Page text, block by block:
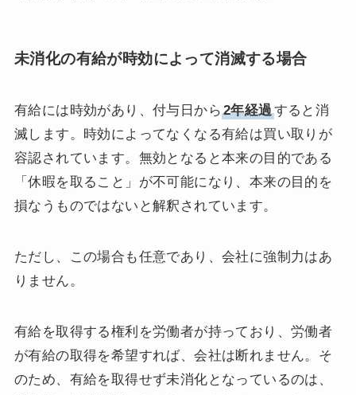
未消化の有給が時効によって消滅する場合
有給には時効があり、付与日から 2年経過すると消
滅します。時効によってなくなる有給は買い取りが
容認されています。無効となると本来の目的である
「休暇を取ること」が不可能になり、本来の目的を
損なうものではないと解釈されています。
ただし、この場合も任意であり、会社に強制力はあ
りません。
有給を取得する権利を労働者が持っており、労働者
が有給の取得を希望すれば、会社は断れません。そ
のため、有給を取得せず未消化となっているのは、